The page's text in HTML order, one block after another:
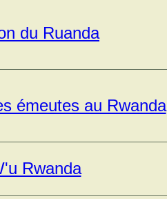
du Ruanda
émeutes au Rwanda
Rwanda